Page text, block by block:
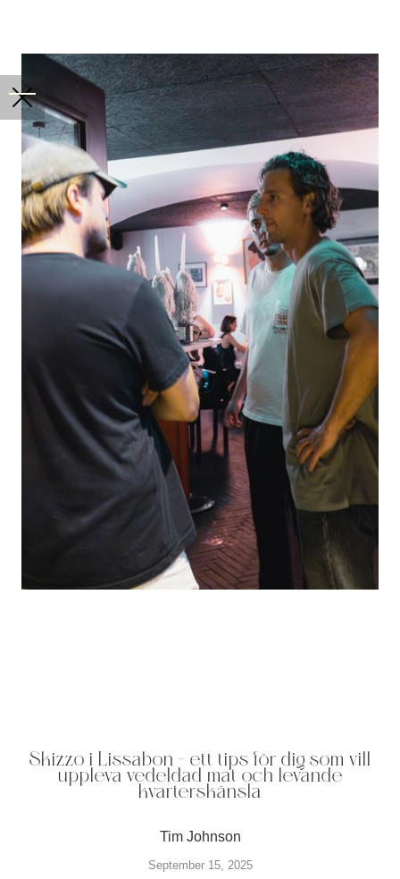
Skizzo i Lissabon – ett tips för dig som vill
uppleva vedeldad mat och levande
kvarterskänsla
Tim Johnson
September 15, 2025